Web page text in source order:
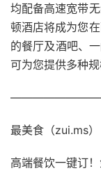
均配备高速宽带
顿酒店将成为您
的餐厅及酒吧、
可为您提供多种
最美食（zui.ms
高端餐饮一键订！